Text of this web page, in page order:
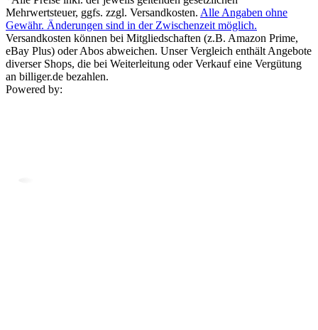
Mehrwertsteuer, ggfs. zzgl. Versandkosten. Alle Angaben ohne
Gewähr. Änderungen sind in der Zwischenzeit möglich.
Versandkosten können bei Mitgliedschaften (z.B. Amazon Prime,
eBay Plus) oder Abos abweichen. Unser Vergleich enthält Angebote
diverser Shops, die bei Weiterleitung oder Verkauf eine Vergütung
an billiger.de bezahlen.
Powered by: